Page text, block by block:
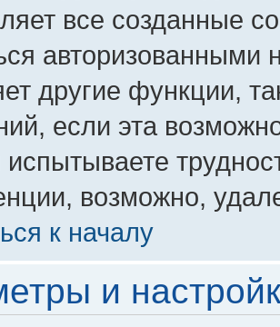
все созданные
авторизованными
другие функции,
если эта
возможно,
к началу
и